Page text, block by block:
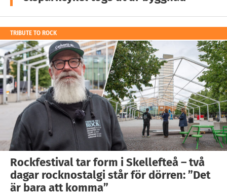
TRIBUTE TO ROCK
Rockfestival tar form i Skellefteå – två
dagar rocknostalgi står för dörren: ”Det
är bara att komma”